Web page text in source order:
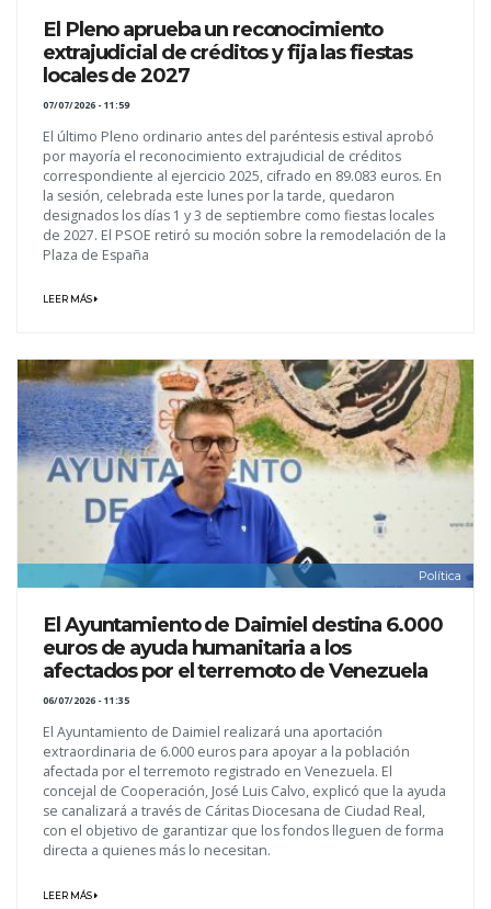
El Pleno aprueba un reconocimiento
extrajudicial de créditos y fija las fiestas
locales de 2027
07/07/2026 - 11:59
El último Pleno ordinario antes del paréntesis estival aprobó
por mayoría el reconocimiento extrajudicial de créditos
correspondiente al ejercicio 2025, cifrado en 89.083 euros. En
la sesión, celebrada este lunes por la tarde, quedaron
designados los días 1 y 3 de septiembre como fiestas locales
de 2027. El PSOE retiró su moción sobre la remodelación de la
Plaza de España
LEER MÁS
Política
El Ayuntamiento de Daimiel destina 6.000
euros de ayuda humanitaria a los
afectados por el terremoto de Venezuela
06/07/2026 - 11:35
El Ayuntamiento de Daimiel realizará una aportación
extraordinaria de 6.000 euros para apoyar a la población
afectada por el terremoto registrado en Venezuela. El
concejal de Cooperación, José Luis Calvo, explicó que la ayuda
se canalizará a través de Cáritas Diocesana de Ciudad Real,
con el objetivo de garantizar que los fondos lleguen de forma
directa a quienes más lo necesitan.
LEER MÁS